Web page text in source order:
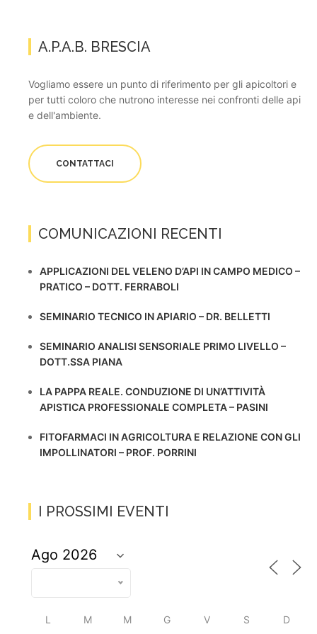
A.P.A.B. BRESCIA
Vogliamo essere un punto di riferimento per gli apicoltori e
per tutti coloro che nutrono interesse nei confronti delle api
e dell'ambiente.
CONTATTACI
COMUNICAZIONI RECENTI
APPLICAZIONI DEL VELENO D’API IN CAMPO MEDICO –
PRATICO – DOTT. FERRABOLI
SEMINARIO TECNICO IN APIARIO – DR. BELLETTI
SEMINARIO ANALISI SENSORIALE PRIMO LIVELLO –
DOTT.SSA PIANA
LA PAPPA REALE. CONDUZIONE DI UN’ATTIVITÀ
APISTICA PROFESSIONALE COMPLETA – PASINI
FITOFARMACI IN AGRICOLTURA E RELAZIONE CON GLI
IMPOLLINATORI – PROF. PORRINI
I PROSSIMI EVENTI
L M M G V S D